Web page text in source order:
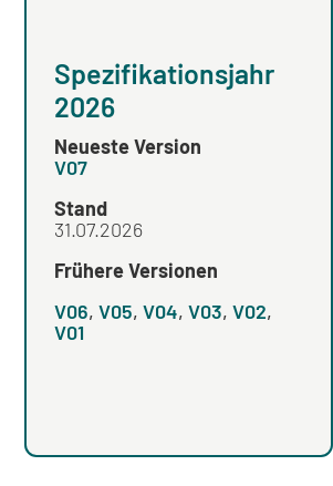
Spezifikationsjahr
2026
Neueste Version
V07
Stand
31.07.2026
Frühere Versionen
V06,V05,V04,V03,V02,
V01